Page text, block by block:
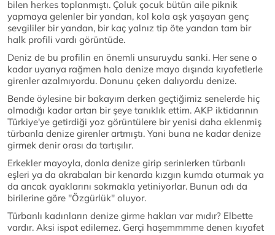
bilen herkes toplanmıştı. Çoluk çocuk bütün aile piknik
yapmaya gelenler bir yandan, kol kola aşk yaşayan genç
sevgililer bir yandan, bir kaç yalnız tip öte yandan tam bir
halk profili vardı görüntüde.
Deniz de bu profilin en önemli unsuruydu sanki. Her sene o
kadar uyarıya rağmen hala denize mayo dışında kıyafetlerle
girenler azalmıyordu. Donunu çeken dalıyordu denize.
Bende öylesine bir bakayım derken geçtiğimiz senelerde hiç
olmadığı kadar artan bir şeye tanıklık ettim. AKP iktidarının
Türkiye'ye getirdiği yoz görüntülere bir yenisi daha eklenmiş
türbanla denize girenler artmıştı. Yani buna ne kadar denize
girmek denir orası da tartışılır.
Erkekler mayoyla, donla denize girip serinlerken türbanlı
eşleri ya da akrabaları bir kenarda kızgın kumda oturmak ya
da ancak ayaklarını sokmakla yetiniyorlar. Bunun adı da
birilerine göre ''Özgürlük'' oluyor.
Türbanlı kadınların denize girme hakları var mıdır? Elbette
vardır. Aksi ispat edilemez. Gerçi haşemmmme denen kıyafet